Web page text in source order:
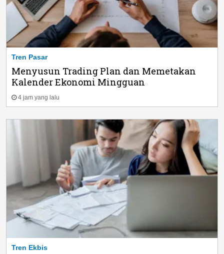
Tren Pasar
Menyusun Trading Plan dan Memetakan
Kalender Ekonomi Mingguan
4 jam yang lalu
Tren Ekbis